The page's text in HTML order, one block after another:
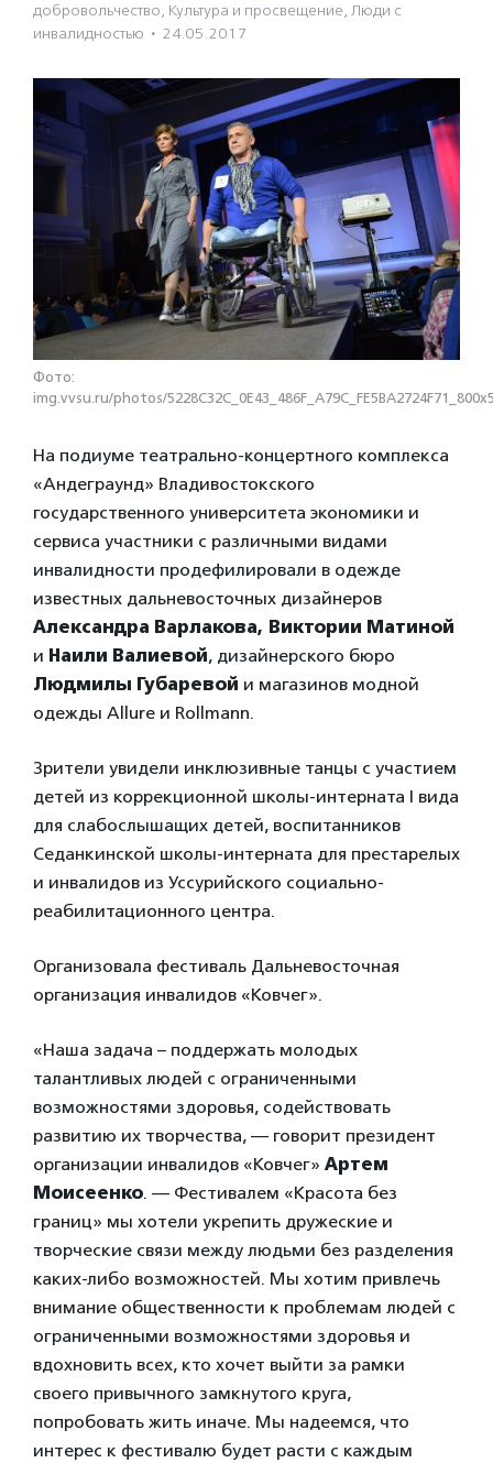
доброволь­чест­во, Культура и просвещение, Люди с
инвалидностью · 24.05.2017
Фото:
img.vvsu.ru/photos/
На подиуме театрально-концертного комплекса
«Андеграунд» Владивостокского
государственного университета экономики и
сервиса участники с различными видами
инвалидности продефилировали в одежде
известных дальневосточных дизайнеров
Александра Варлакова, Виктории Матиной
и Наили Валиевой, дизайнерского бюро
Людмилы Губаревой и магазинов модной
одежды Allure и Rollmann.
Зрители увидели инклюзивные танцы с участием
детей из коррекционной школы-интерната I вида
для слабослышащих детей, воспитанников
Седанкинской школы-интерната для престарелых
и инвалидов из Уссурийского социально-
реабилитационного центра.
Организовала фестиваль Дальневосточная
организация инвалидов «Ковчег».
«Наша задача – поддержать молодых
талантливых людей с ограниченными
возможностями здоровья, содействовать
развитию их творчества, — говорит президент
организации инвалидов «Ковчег» Артем
Моисеенко. — Фестивалем «Красота без
границ» мы хотели укрепить дружеские и
творческие связи между людьми без разделения
каких-либо возможностей. Мы хотим привлечь
внимание общественности к проблемам людей с
ограниченными возможностями здоровья и
вдохновить всех, кто хочет выйти за рамки
своего привычного замкнутого круга,
попробовать жить иначе. Мы надеемся, что
интерес к фестивалю будет расти с каждым